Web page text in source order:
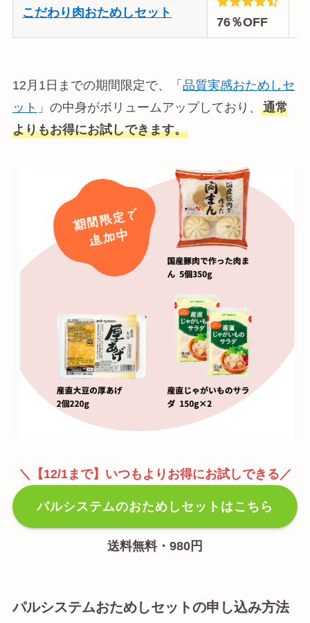
こだわり肉おためしセット
76％OFF
12月1日までの期間限定で、「 品質実感おためしセ
ット 」の中身がボリュームアップしており、 通常
よりもお得にお試しできます。
＼【12/1まで】いつもよりお得にお試しできる／
パルシステムのおためしセットはこちら
送料無料・980円
パルシステムおためしセットの申し込み方法